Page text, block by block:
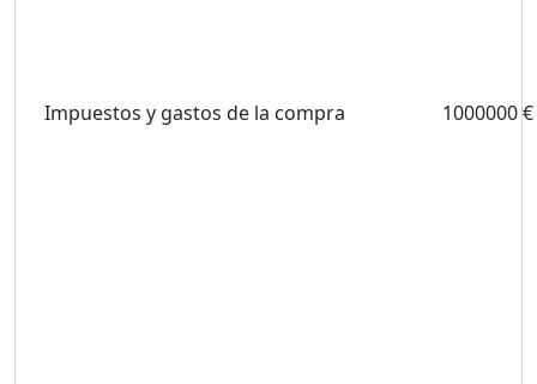
Impuestos y gastos de la compra 1000000 €